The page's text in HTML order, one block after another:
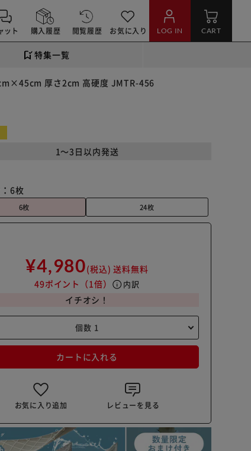
ット 購入履歴 閲覧履歴 お気に入り LOG IN CART
特集一覧
厚さ2cm 高硬度 JMTR-456
1～3日以内発送
6枚
6枚 24枚
¥4,980(税込) 送料無料
49ポイント （1倍） info 内訳
イチオシ！
カートに入れる
お気に入り追加 レビューを見る